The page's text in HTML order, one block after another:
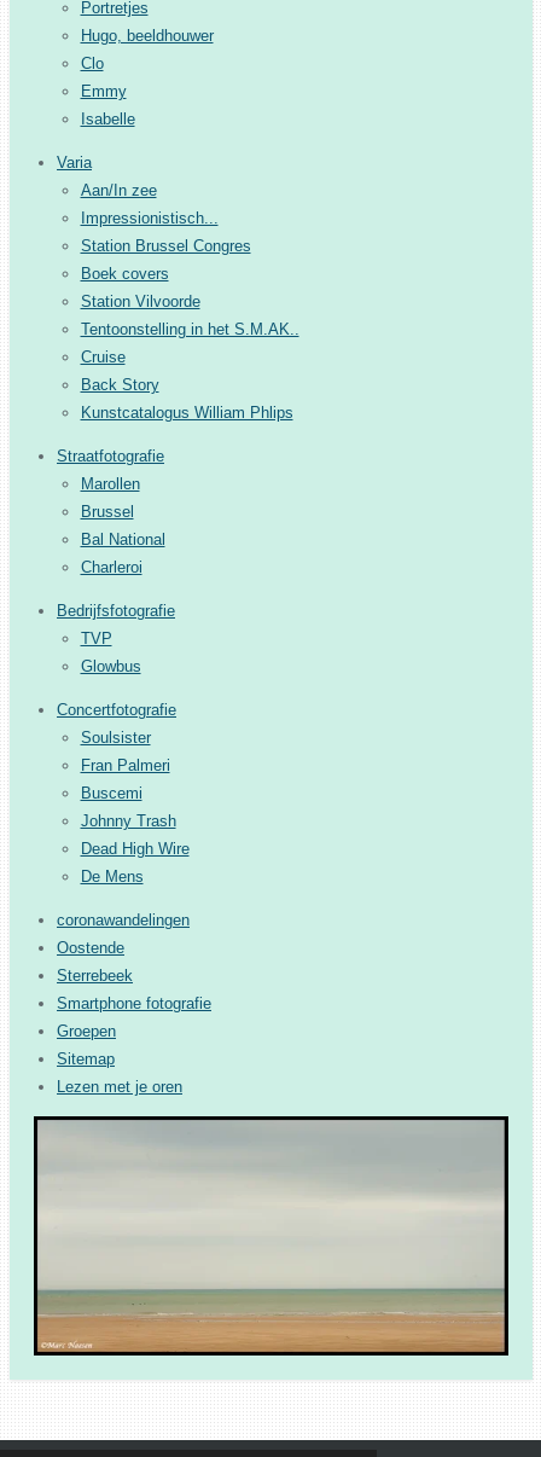
Portretjes
Hugo, beeldhouwer
Clo
Emmy
Isabelle
Varia
Aan/In zee
Impressionistisch...
Station Brussel Congres
Boek covers
Station Vilvoorde
Tentoonstelling in het S.M.AK..
Cruise
Back Story
Kunstcatalogus William Phlips
Straatfotografie
Marollen
Brussel
Bal National
Charleroi
Bedrijfsfotografie
TVP
Glowbus
Concertfotografie
Soulsister
Fran Palmeri
Buscemi
Johnny Trash
Dead High Wire
De Mens
coronawandelingen
Oostende
Sterrebeek
Smartphone fotografie
Groepen
Sitemap
Lezen met je oren